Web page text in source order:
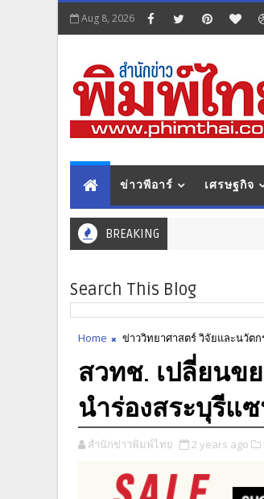
Aug 8, 2026
ข่าวพีอาร์ เศรษฐกิจ
BREAKING
Search This Blog
Home ข่าววิทยาศาสตร์ วิจัยและนวัตก
สวทช. เปลี่ยนข
นำร่องสระบุรีแ
สำนักข่าวพิมพ์ไทย 2 years ago